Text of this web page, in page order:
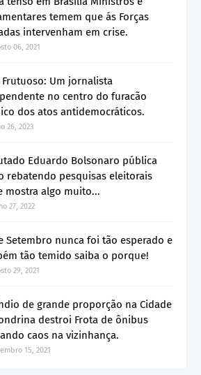
temem que ás Forças
intervenham em crise.
06, 2021
Frutuoso: Um jornalista
no centro do furacão
dos atos antidemocráticos.
26, 2023
Eduardo Bolsonaro pública
rebatendo pesquisas eleitorais
mostra algo muito...
27, 2022
Setembro nunca foi tão esperado e
tão temido saiba o porque!
29, 2021
de grande proporção na Cidade
destroi Frota de ônibus
caos na vizinhança.
15, 2021